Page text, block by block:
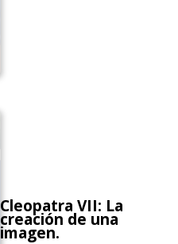
Cleopatra VII: La
creación de una
imagen.